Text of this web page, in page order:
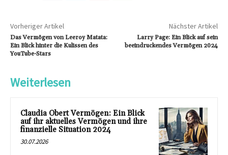
Vorheriger Artikel
Das Vermögen von Leeroy Matata:
Ein Blick hinter die Kulissen des
YouTube-Stars
Nächster Artikel
Larry Page: Ein Blick auf sein
beeindruckendes Vermögen 2024
Weiterlesen
Claudia Obert Vermögen: Ein Blick
auf ihr aktuelles Vermögen und ihre
finanzielle Situation 2024
30.07.2026